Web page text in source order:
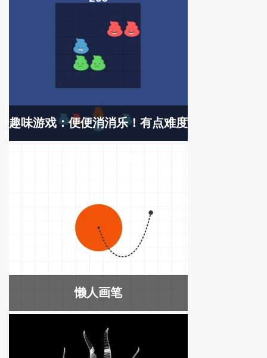
趣味游戏：便便消消乐！有点难度
懒人画笔